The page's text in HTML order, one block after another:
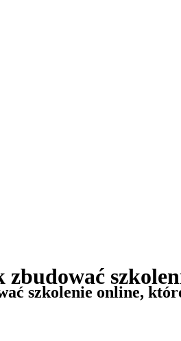
zbudować
szkolenie online,